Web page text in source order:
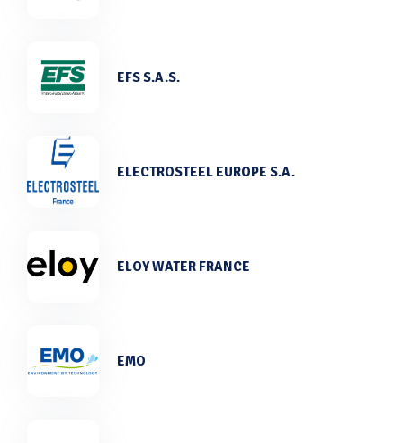
EFS S.A.S.
ELECTROSTEEL EUROPE S.A.
ELOY WATER FRANCE
EMO